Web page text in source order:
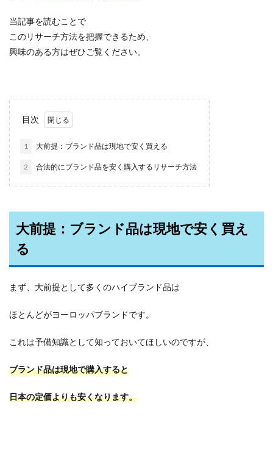
当記事を読むことで
このリサーチ方法を把握できるため、
興味のある方はぜひご覧ください。
目次
1 大前提：ブランド品は現地で安く買える
2 合法的にブランド品を安く購入するリサーチ方法
大前提：ブランド品は現地で安く買え
る
まず、大前提として多くのハイブランド品は
ほとんどがヨーロッパブランドです。
これは予備知識として知っておいてほしいのですが、
ブランド品は現地で購入すると
日本の定価よりも安くなります。